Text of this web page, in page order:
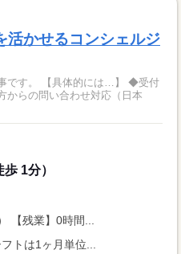
活かせるコンシェルジ
…】 ◆受付
からの問い合わせ対応（日本
1分）
【残業】0時間...
トは1ヶ月単位...